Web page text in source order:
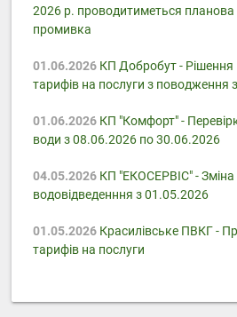
2026 р. проводитиметься планова
промивка
01.06.2026КП Добробут - Pішення
тарифів на послуги з поводження
01.06.2026КП "Комфорт" -
води з 08.06.2026 по 30.06.2026
04.05.2026КП "ЕКОСЕРВІС" - Зміна
водовідведенння з 01.05.2026
01.05.2026Красилівське ПВКГ -
тарифів на послуги